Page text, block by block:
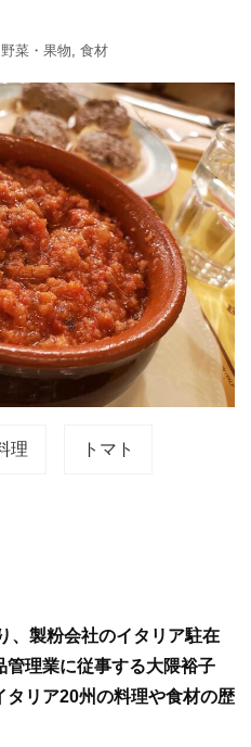
野菜・果物, 食材
理 トマト
、製粉会社のイタリア駐在
管理業に従事する大隈裕子
リア20州の料理や食材の歴